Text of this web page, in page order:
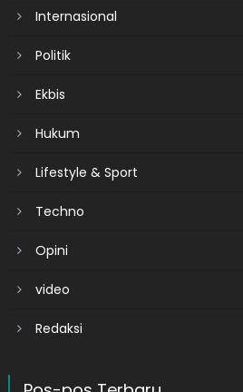
Internasional
Politik
Ekbis
Hukum
Lifestyle & Sport
Techno
Opini
video
Redaksi